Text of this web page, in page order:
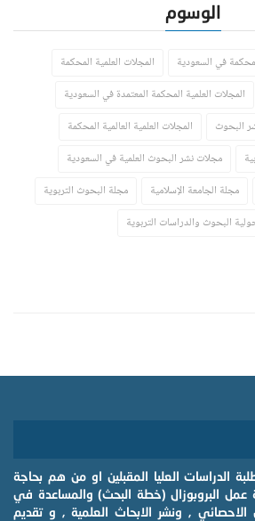
الوسوم
في السعودية
المجلات العلمية المحكمة
المجلات العلمية المحكمة المعتمدة في السعودية
البحوث
المجلات العلمية العالمية المحكمة
مجلات نشر البحوث العلمية في السعودية
مجلة الجامعة الإسلامية
مجلة البحوث التربوية
البحوث والدراسات التربوية
الدراسات العليا المقبلين او من هم بحاجة
البروبوزال (خطة البحث) والمساعدة في
الاحصائي , ونشر الابحاث العلمية , و تقديم